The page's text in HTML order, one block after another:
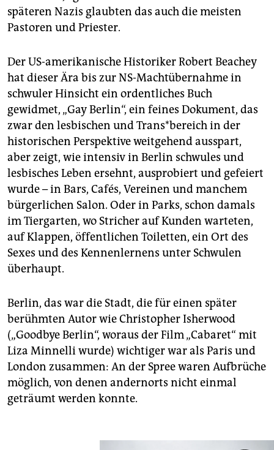
späteren Nazis glaubten das auch die meisten
Pastoren und Priester.
Der US-amerikanische Historiker Robert Beachey
hat dieser Ära bis zur NS-Machtübernahme in
schwuler Hinsicht ein ordentliches Buch
gewidmet, „Gay Berlin“, ein feines Dokument, das
zwar den lesbischen und Trans*bereich in der
historischen Perspektive weitgehend ausspart,
aber zeigt, wie intensiv in Berlin schwules und
lesbisches Leben ersehnt, ausprobiert und gefeiert
wurde – in Bars, Cafés, Vereinen und manchem
bürgerlichen Salon. Oder in Parks, schon damals
im Tiergarten, wo Stricher auf Kunden warteten,
auf Klappen, öffentlichen Toiletten, ein Ort des
Sexes und des Kennenlernens unter Schwulen
überhaupt.
Berlin, das war die Stadt, die für einen später
berühmten Autor wie Christopher Isherwood
(„Goodbye Berlin“, woraus der Film „Cabaret“ mit
Liza Minnelli wurde) wichtiger war als Paris und
London zusammen: An der Spree waren Aufbrüche
möglich, von denen andernorts nicht einmal
geträumt werden konnte.